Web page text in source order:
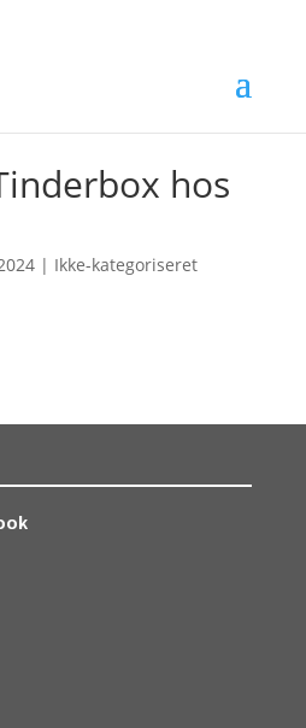
hos
| Ikke-kategoriseret